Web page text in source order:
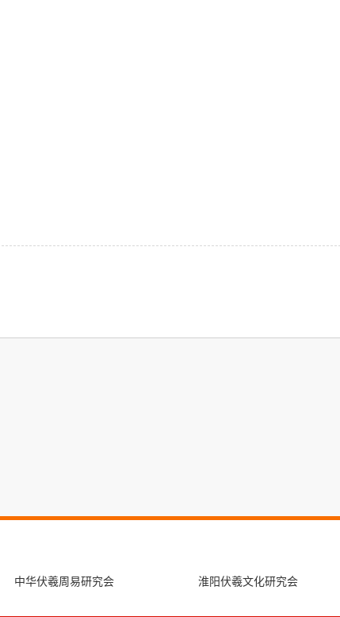
中华伏羲周易研究会 淮阳伏羲文化研究会